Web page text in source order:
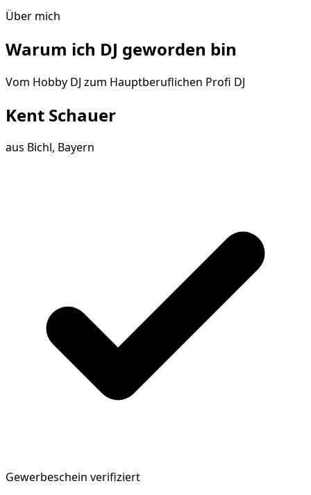
Über mich
Warum ich DJ geworden bin
Vom Hobby DJ zum Hauptberuflichen Profi DJ
Kent Schauer
aus Bichl, Bayern
Gewerbeschein verifiziert